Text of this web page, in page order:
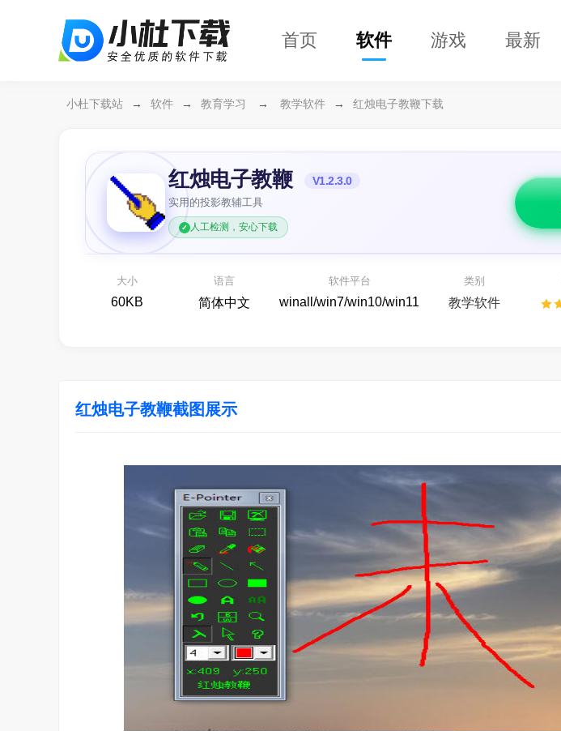
首页 软件 游戏 最新
小杜下载站 → 软件 → 教育学习 → 教学软件 → 红烛电子教鞭下载
红烛电子教鞭 V1.2.3.0
实用的投影教辅工具
人工检测，安心下载
大小
60KB
语言
简体中文
软件平台
winall/win7/win10/win11
类别
教学软件
AI助手 股票行情
红烛电子教鞭截图展示